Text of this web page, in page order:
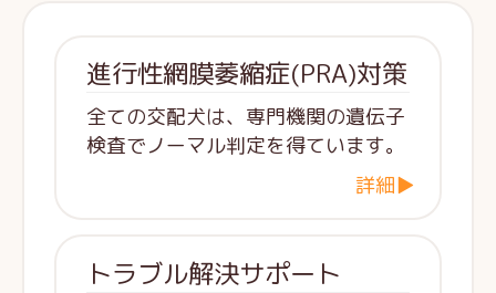
進行性網膜萎縮症(PRA)対策
全ての交配犬は、専門機関の遺伝子
検査でノーマル判定を得ています。
詳細▶
トラブル解決サポート